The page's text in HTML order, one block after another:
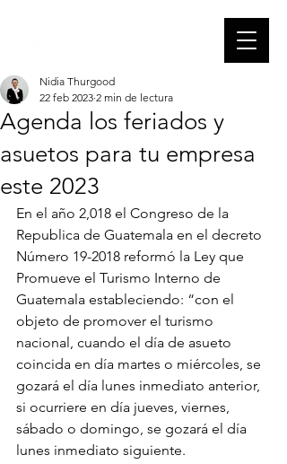
Agenda los feriados y
asuetos para tu empresa
este 2023
Nidia Thurgood
22 feb 2023 2 min de lectura
En el año 2,018 el Congreso de la
Republica de Guatemala en el decreto
Número 19-2018 reformó la Ley que
Promueve el Turismo Interno de
Guatemala estableciendo: “con el
objeto de promover el turismo
nacional, cuando el día de asueto
coincida en día martes o miércoles, se
gozará el día lunes inmediato anterior,
si ocurriere en día jueves, viernes,
sábado o domingo, se gozará el día
lunes inmediato siguiente.